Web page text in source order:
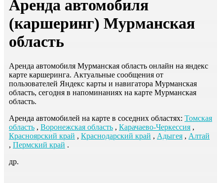
Аренда автомобиля
(каршеринг) Мурманская
область
Аренда автомобиля Мурманская область онлайн на яндекс
карте каршеринга. Актуальные сообщения от
пользователей Яндекс карты и навигатора Мурманская
область, сегодня в напоминаниях на карте Мурманская
область.
Аренда автомобилей на карте в соседних областях: Томская
область , Воронежская область , Карачаево-Черкессия ,
Красноярский край , Краснодарский край , Адыгея , Алтай
, Пермский край .
др.